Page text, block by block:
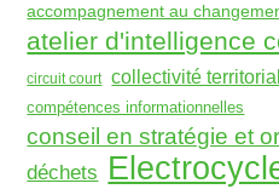
accompagnement au
atelier d'intelligence
circuit court collectivité
compétences informationnelles
conseil en stratégie et
déchets